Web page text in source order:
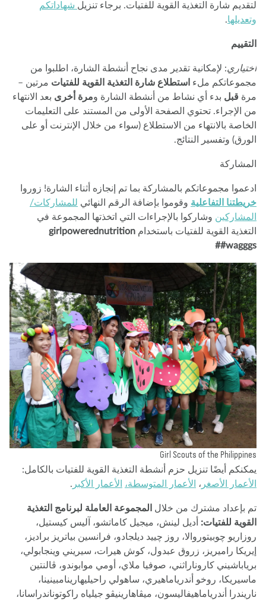
شارة التغذية القوية للفتيات. برجاء تنزيلشهاداتكم
.
: لإمكانية تقدير مدى نجاح أنشطة الشارة، اطلبوا من
ملء استطلاع شارة التغذية القوية للفتياتمرتين –
قبل بدء أي نشاط من أنشطة الشارة ومرة أخرىبعد الانتهاء
الإجراء. تحتوي الصفحة الأولى من المستند على التعليمات
بالانتهاء من الاستطلاع (سواء من خلال الإنترنت أو على
وتفسير النتائج.
مجموعاتكم بالمشاركة بما تم إنجازه أثناء الشارة! زوروا
التفاعليةوقوموا بإضافة الرقم النهائيللمشاركات/
وشاركوا بالإجراءات التي اتخذتها المجموعة في
القوية للفتيات باستخدامgirlpowerednutrition
Girl Scouts of the
أيضًا تنزيل حزم أنشطة التغذية القوية للفتيات بالكامل:
الأصغر،الأعمار المتوسطة، الأعمار الأكبر.
بإعداد مشترك من خلالالمجموعة العاملة لبرنامج التغذية
للفتيات:أديل لينش، ميجيل كاماتشو، آليس كيستيل،
چوبيتوروالا، روز چييد ديلجادو، فرانسين بياتريز براديز،
راميريز، زروق عبدول، كوش هيرات، سيريني وينجابولي،
كاروناراثني، صوفيا ملاي، أومي موابوندو، ڤالنتين
روخو أندرياماهيري، ساهولي راحيليهارينامبينينا،
أندرياماهيفاليسون، ميڤاهارينيڤو جيلياه راكوتوناندراسانا،